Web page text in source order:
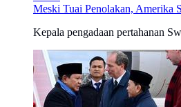
Meski Tuai Penolakan, Amerika
Kepala pengadaan pertahanan